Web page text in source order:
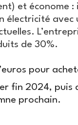
et économe
électricité avec
de 30%.
pour
fin 2024, puis
prochain.